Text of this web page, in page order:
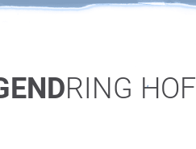
RING HOF